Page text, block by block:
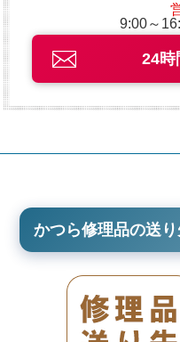
9:00～
24時
かつら修理品の送